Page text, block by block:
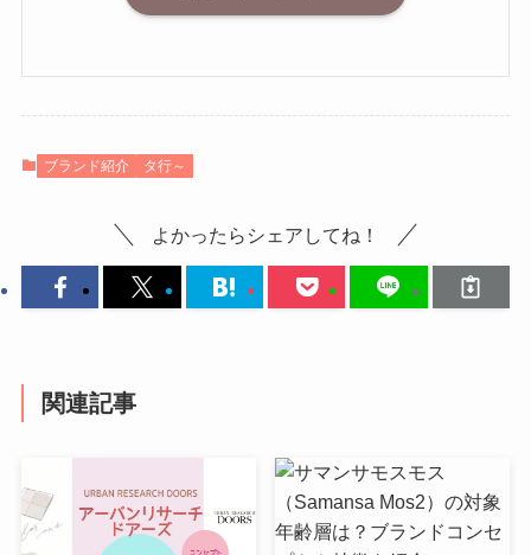
ブランド紹介 タ行～
よかったらシェアしてね！
関連記事